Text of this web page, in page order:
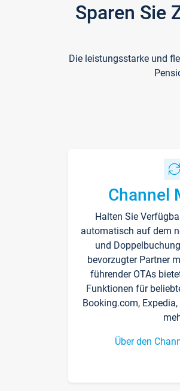
Sparen Sie
Die leistungsstarke und
Channel
Halten Sie
automatisch auf dem
und
bevorzugter Partner
führender OTAs
Funktionen für
Booking.com,
Über den